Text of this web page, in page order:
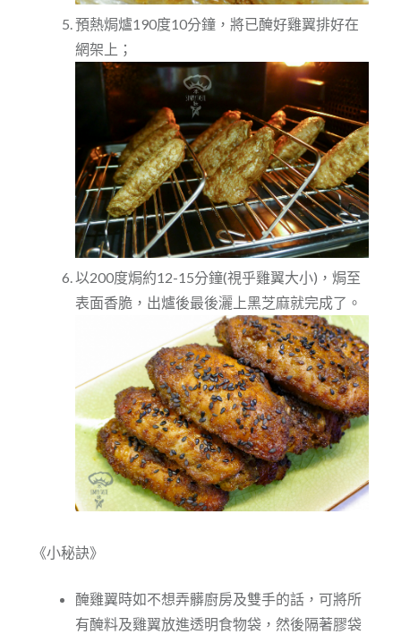
預熱焗爐190度10分鐘，將已醃好雞翼排好在
網架上；
以200度焗約12-15分鐘(視乎雞翼大小)，焗至
表面香脆，出爐後最後灑上黑芝麻就完成了。
《小秘訣》
醃雞翼時如不想弄髒廚房及雙手的話，可將所
有醃料及雞翼放進透明食物袋，然後隔著膠袋